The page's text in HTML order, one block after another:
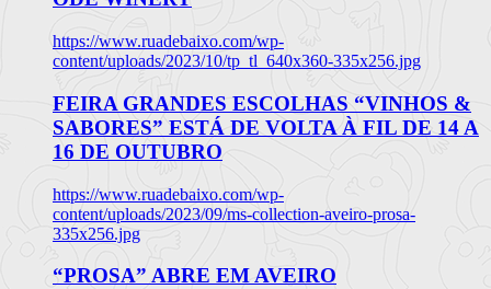
https://www.ruadebaixo.com/wp-
content/uploads/2023/10/tp_tl_640x360-335x256.jpg
FEIRA GRANDES ESCOLHAS “VINHOS &
SABORES” ESTÁ DE VOLTA À FIL DE 14 A
16 DE OUTUBRO
https://www.ruadebaixo.com/wp-
content/uploads/2023/09/ms-collection-aveiro-prosa-
335x256.jpg
“PROSA” ABRE EM AVEIRO